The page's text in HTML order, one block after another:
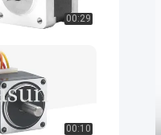
00:29
00:10